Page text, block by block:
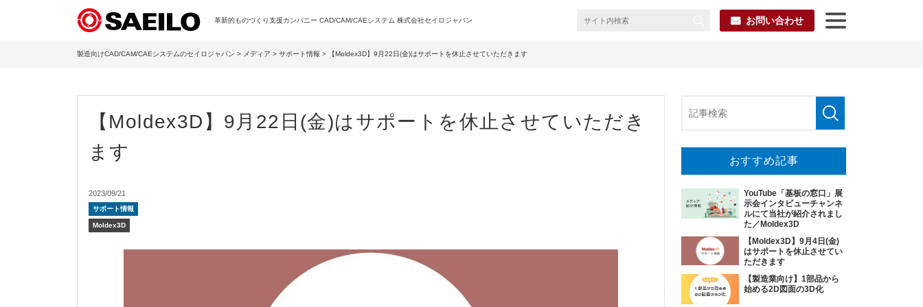
革新的ものづくり支援カンパニー CAD/CAM/CAEシステム 株式会社セイロジャパン お問い合わせ
製造向けCAD/CAM/CAEシステムのセイロジャパン > メディア > サポート情報 > 【Moldex3D】9月22日(金)はサポートを休止させていただきます
【Moldex3D】9月22日(金)はサポートを休止させていただき
ます
2023/09/21
サポート情報
Moldex3D
おすすめ記事
YouTube「基板の窓口」展
示会インタビューチャンネ
ルにて当社が紹介されまし
た／Moldex3D
【Moldex3D】9月4日(金)
はサポートを休止させてい
ただきます
【製造業向け】1部品から
始める2D図面の3D化